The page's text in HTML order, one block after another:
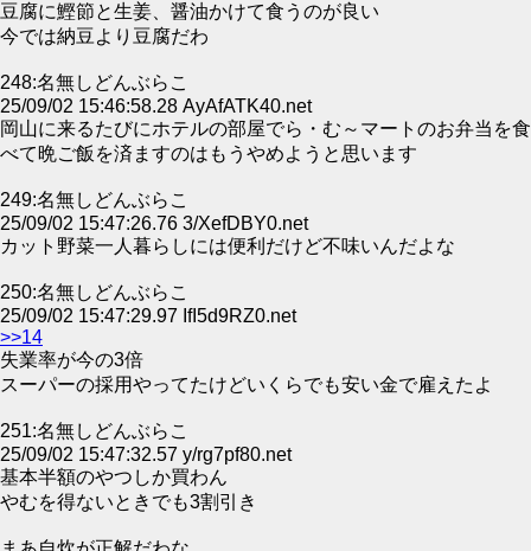
豆腐に鰹節と生姜、醤油かけて食うのが良い
今では納豆より豆腐だわ
248:名無しどんぶらこ
25/09/02 15:46:58.28 AyAfATK40.net
岡山に来るたびにホテルの部屋でら・む～マートのお弁当を食
べて晩ご飯を済ますのはもうやめようと思います
249:名無しどんぶらこ
25/09/02 15:47:26.76 3/XefDBY0.net
カット野菜一人暮らしには便利だけど不味いんだよな
250:名無しどんぶらこ
25/09/02 15:47:29.97 IfI5d9RZ0.net
>>14
失業率が今の3倍
スーパーの採用やってたけどいくらでも安い金で雇えたよ
251:名無しどんぶらこ
25/09/02 15:47:32.57 y/rg7pf80.net
基本半額のやつしか買わん
やむを得ないときでも3割引き